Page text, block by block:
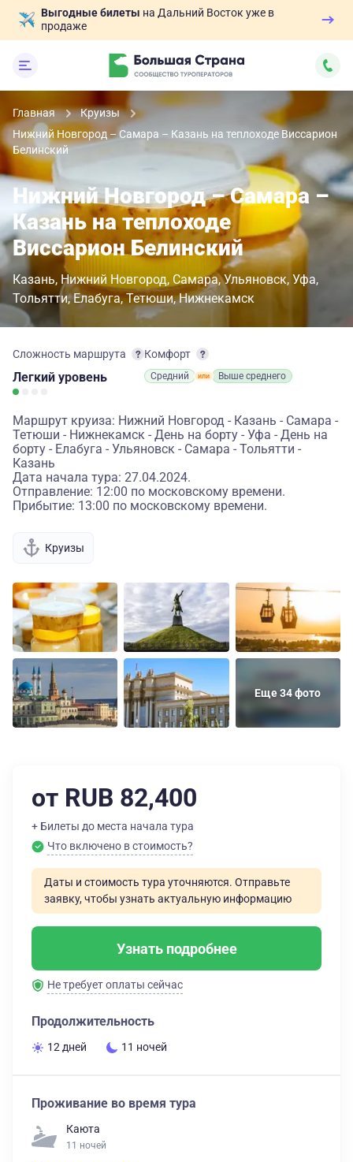
Выгодные билеты на Дальний Восток уже в
продаже
Главная
Круизы
Нижний Новгород – Самара – Казань на теплоходе Виссарион
Белинский
Нижний Новгород – Самара –
Казань на теплоходе
Виссарион Белинский
Казань Нижний Новгород Самара Ульяновск Уфа
Тольятти Елабуга Тетюши Нижнекамск
Сложность маршрута
Легкий уровень
Комфорт
Средний Выше среднего
Маршрут круиза: Нижний Новгород - Казань - Самара -
Тетюши - Нижнекамск - День на борту - Уфа - День на
борту - Елабуга - Ульяновск - Самара - Тольятти -
Казань
Дата начала тура: 27.04.2024.
Отправление: 12:00 по московскому времени.
Прибытие: 13:00 по московскому времени.
Круизы
Еще 34 фото
от RUB 82,400
+ Билеты до места начала тура
Что включено в стоимость?
Даты и стоимость тура уточняются. Отправьте
заявку, чтобы узнать актуальную информацию
Узнать подробнее
Не требует оплаты сейчас
Продолжительность
12 дней 11 ночей
Проживание во время тура
Каюта
11 ночей